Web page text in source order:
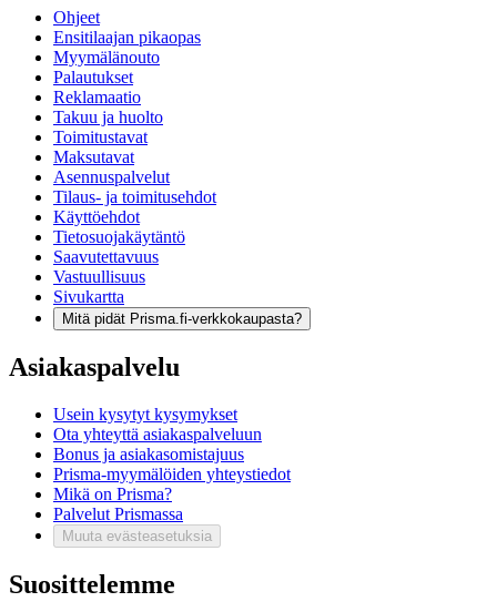
Ohjeet
Ensitilaajan pikaopas
Myymälänouto
Palautukset
Reklamaatio
Takuu ja huolto
Toimitustavat
Maksutavat
Asennuspalvelut
Tilaus- ja toimitusehdot
Käyttöehdot
Tietosuojakäytäntö
Saavutettavuus
Vastuullisuus
Sivukartta
Mitä pidät Prisma.fi-verkkokaupasta?
Asiakaspalvelu
Usein kysytyt kysymykset
Ota yhteyttä asiakaspalveluun
Bonus ja asiakasomistajuus
Prisma-myymälöiden yhteystiedot
Mikä on Prisma?
Palvelut Prismassa
Muuta evästeasetuksia
Suosittelemme